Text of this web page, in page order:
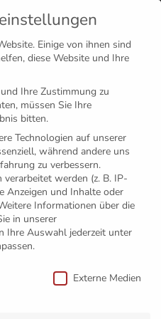
Disclaimer Impressum Datenschutz
Einige von ihnen sind
diese Website und Ihre
Ihre Zustimmung zu
müssen Sie Ihre
bitten.
Technologien auf unserer
während andere uns
zu verbessern.
verarbeitet werden (z. B. IP-
Anzeigen und Inhalte oder
Informationen über die
in unserer
Ihre Auswahl jederzeit unter
Externe Medien